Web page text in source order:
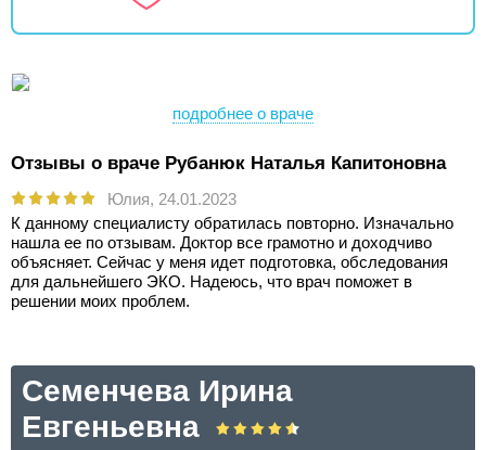
подробнее о враче
Отзывы о враче Рубанюк Наталья Капитоновна
Юлия, 24.01.2023
К данному специалисту обратилась повторно. Изначально
нашла ее по отзывам. Доктор все грамотно и доходчиво
объясняет. Сейчас у меня идет подготовка, обследования
для дальнейшего ЭКО. Надеюсь, что врач поможет в
решении моих проблем.
Семенчева Ирина
Евгеньевна